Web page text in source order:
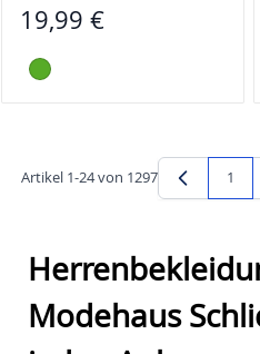
19,99 €
Artikel 1-24von 1297 Sie
1
Modehaus